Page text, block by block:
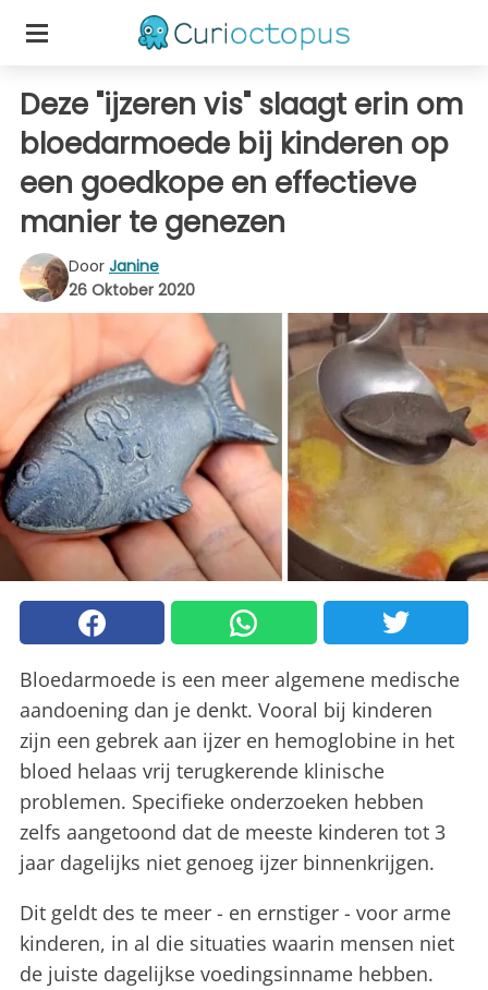
Deze "ijzeren vis" slaagt erin om
bloedarmoede bij kinderen op
een goedkope en effectieve
manier te genezen
Door Janine
26 Oktober 2020
Bloedarmoede is een meer algemene medische
aandoening dan je denkt. Vooral bij kinderen
zijn een gebrek aan ijzer en hemoglobine in het
bloed helaas vrij terugkerende klinische
problemen. Specifieke onderzoeken hebben
zelfs aangetoond dat de meeste kinderen tot 3
jaar dagelijks niet genoeg ijzer binnenkrijgen.
Dit geldt des te meer - en ernstiger - voor arme
kinderen, in al die situaties waarin mensen niet
de juiste dagelijkse voedingsinname hebben.